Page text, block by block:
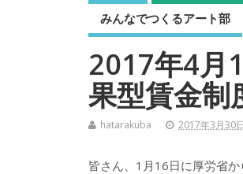
みんなでつくるアート部
2017年4月
果型賃金制
hatarakuba 2017年3月30日
皆さん、1月16日に厚労省